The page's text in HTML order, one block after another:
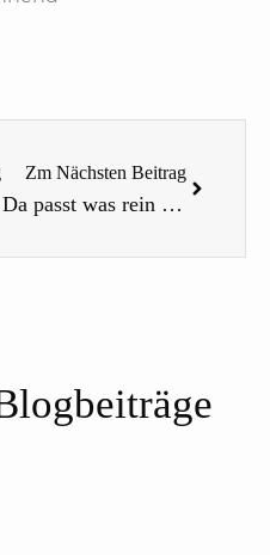
Zm Nächsten Beitrag
Da passt was rein – Die Umgestaltung unserer Zwischenwand im Fienchen